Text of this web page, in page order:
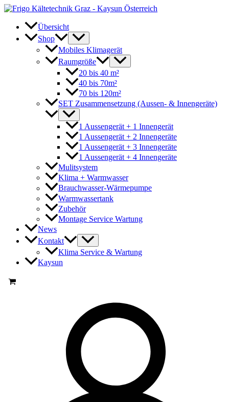
Zum
springen
Übersicht
Shop
Mobiles Klimagerät
Raumgröße
20 bis 40 m²
40 bis 70m²
70 bis 120m²
SET Zusammensetzung (Aussen- & Innengeräte)
1 Aussengerät + 1 Innengerät
1 Aussengerät + 2 Innengeräte
1 Aussengerät + 3 Innengeräte
1 Aussengerät + 4 Innengeräte
Mulitsystem
Klima + Warmwasser
Brauchwasser-Wärmepumpe
Warmwassertank
Zubehör
Montage Service Wartung
News
Kontakt
Klima Service & Wartung
Kaysun